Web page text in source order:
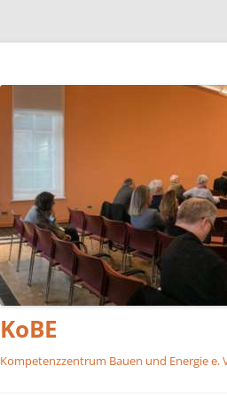
KoBE
Kompetenzzentrum Bauen und Energie e.